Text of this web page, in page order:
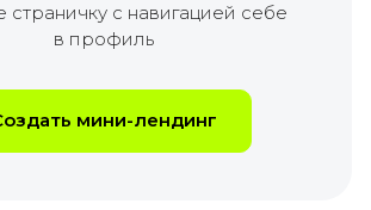
страничку с навигацией себе
в профиль
мини-лендинг